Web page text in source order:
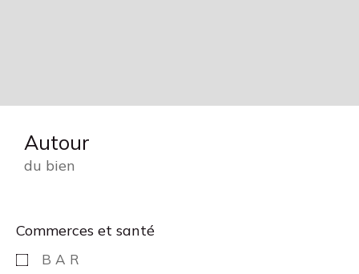
Autour
du bien
Commerces et santé
BAR